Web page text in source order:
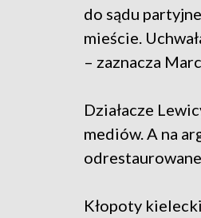
do sądu
mieście.
– zaznacza
Działacze
mediów. A na
Kłopoty